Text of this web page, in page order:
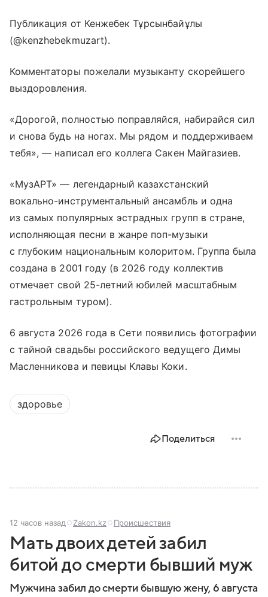
Публикация от Кенжебек Тұрсынбайұлы
(@kenzhebekmuzart).
Комментаторы пожелали музыканту скорейшего
выздоровления.
«Дорогой, полностью поправляйся, набирайся сил
и снова будь на ногах. Мы рядом и поддерживаем
тебя», — написал его коллега Сакен Майгазиев.
«МузАРТ» — легендарный казахстанский
вокально-инструментальный ансамбль и одна
из самых популярных эстрадных групп в стране,
исполняющая песни в жанре поп-музыки
с глубоким национальным колоритом. Группа была
создана в 2001 году (в 2026 году коллектив
отмечает свой 25-летний юбилей масштабным
гастрольным туром).
6 августа 2026 года в Сети появились фотографии
с тайной свадьбы российского ведущего Димы
Масленникова и певицы Клавы Коки.
здоровье
Поделиться
12 часов назад Zakon.kz Происшествия
Мать двоих детей забил
битой до смерти бывший муж
Мужчина забил до смерти бывшую жену, 6 августа